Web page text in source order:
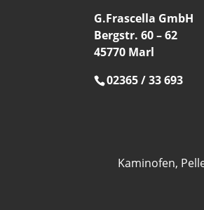
G.Frascella GmbH
Bergstr. 60 – 62
45770 Marl
02365 / 33 693
Kaminofen,